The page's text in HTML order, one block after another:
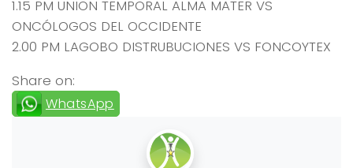
1.15 PM UNION TEMPORAL ALMA MATER VS
ONCÓLOGOS DEL OCCIDENTE
2.00 PM LAGOBO DISTRUBUCIONES VS FONCOYTEX
Share on:
WhatsApp